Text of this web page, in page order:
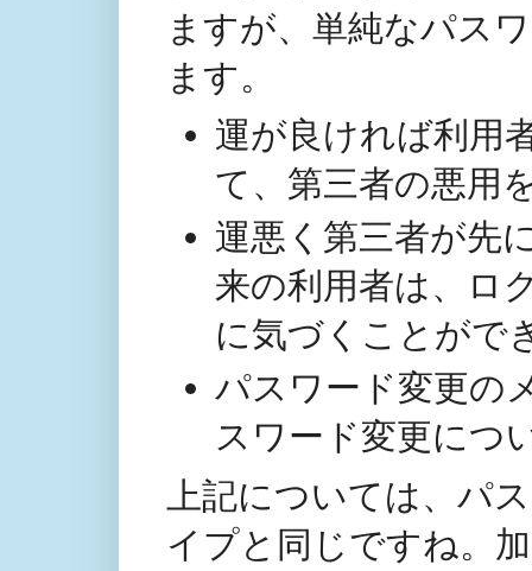
ますが、単純なパス
ます。
運が良ければ利用
て、第三者の悪用
運悪く第三者が先
来の利用者は、ロ
に気づくことがで
パスワード変更の
スワード変更につ
上記については、パ
イプと同じですね。